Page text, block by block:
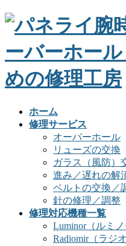
ホーム
修理サービス
オーバーホール
リューズの交換
ガラス（風防）
進み／遅れの解
ベルトの交換／
針の修理／調整
修理対応機種一覧
Luminor（ルミ
Radiomir（ラジ